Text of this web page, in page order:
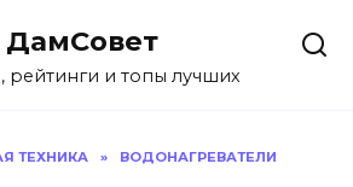
ДамСовет
рейтинги и топы лучших
ТЕХНИКА » ВОДОНАГРЕВАТЕЛИ